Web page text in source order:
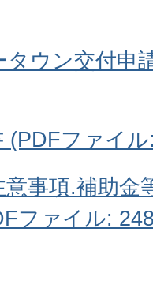
タウン交付申
(PDFファイ
事項.補助金
ファイル: